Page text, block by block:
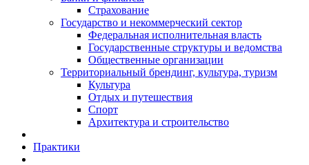
Страхование
Государство и некоммерческий сектор
Федеральная исполнительная власть
Государственные структуры и ведомства
Общественные организации
Территориальный брендинг, культура, туризм
Культура
Отдых и путешествия
Спорт
Архитектура и строительство
Практики